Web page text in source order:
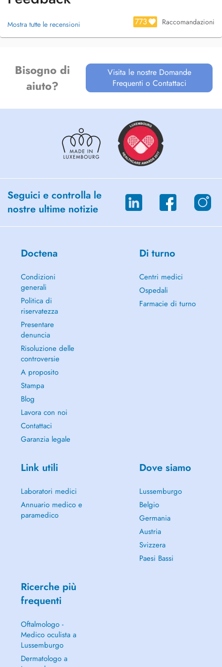
serai, dans tous les cas, à votre écoute pour vous soigner de la
Mostra tutte le recensioni 773 Raccomandazioni
Bisogno di
aiuto?
Visita le nostre Domande
Frequenti o Contattaci
Seguici e controlla le
nostre ultime notizie
Doctena
Condizioni
generali
Politica di
riservatezza
Presentare
denuncia
Risoluzione delle
controversie
A proposito
Stampa
Blog
Lavora con noi
Contattaci
Garanzia legale
Di turno
Centri medici
Ospedali
Farmacie di turno
Link utili
Laboratori medici
Annuario medico e
paramedico
Dove siamo
Lussemburgo
Belgio
Germania
Austria
Svizzera
Paesi Bassi
Ricerche più
frequenti
Oftalmologo -
Medico oculista a
Lussemburgo
Dermatologo a